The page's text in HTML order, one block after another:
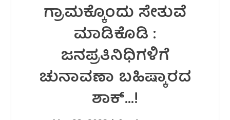
ಗ್ರಾಮಕ್ಕೊಂದು ಸೇತುವೆ
ಮಾಡಿಕೊಡಿ :
ಜನಪ್ರತಿನಿಧಿಗಳಿಗೆ
ಚುನಾವಣಾ ಬಹಿಷ್ಕಾರದ
ಶಾಕ್…!